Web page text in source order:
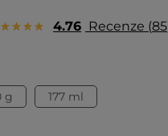
4.76 Recenze 85
g
177 ml